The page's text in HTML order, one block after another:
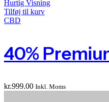
Hurtig Visning
Tilføj til kurv
CBD
kr.999.00 Inkl. Moms